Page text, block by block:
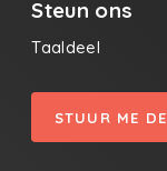
Steun ons
Taaldeel
STUUR ME